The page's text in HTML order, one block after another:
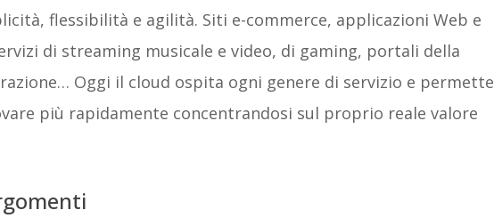
flessibilità e agilità. Siti e-commerce, applicazioni Web e
di streaming musicale e video, di gaming, portali della
Oggi il cloud ospita ogni genere di servizio e permette
più rapidamente concentrandosi sul proprio reale valore